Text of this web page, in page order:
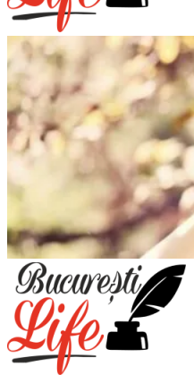
Meniu
principal